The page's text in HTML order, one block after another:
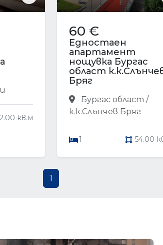
кв.м
60 €
Едностаен
апартамент
нощувка Бургас
област
Бряг
Бургас област /
к.к.Слънчев Бряг
1 54.00
1